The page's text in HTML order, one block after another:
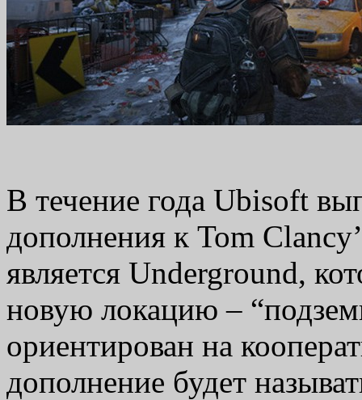
В течение года Ubisoft
дополнения к Tom
является Underground,
новую локацию –
ориентирован на
дополнение будет